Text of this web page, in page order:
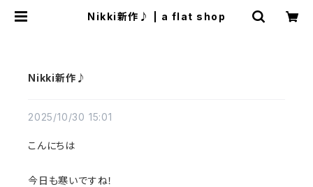
Nikki新作♪ | a flat shop
Nikki新作♪
2025/10/30 15:01
こんにちは
今日も寒いですね！